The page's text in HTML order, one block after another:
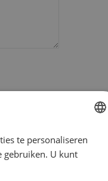
DUTCH
ENGLISH
te personaliseren
gebruiken. U kunt